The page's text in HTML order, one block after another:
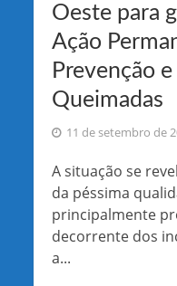
Oeste para
Ação
Prevenção
Queimadas
11 de setembro de
A situação se
da péssima
principalmente
decorrente dos
a...